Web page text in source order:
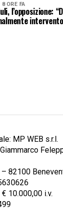
8 ORE FA
l’opposizione:
intervento
MP WEB s.r.l.
82100
10.000,00 i.v.